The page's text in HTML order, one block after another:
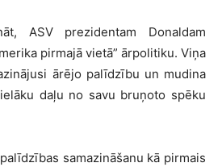
ASV prezidentam Donaldam
pirmajā vietā” ārpolitiku. Viņa
ārējo palīdzību un mudina
daļu no savu bruņoto spēku
samazināšanu kā pirmais